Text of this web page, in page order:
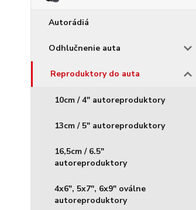
Autorádiá
Odhlučnenie auta
Reproduktory do auta
10cm / 4" autoreproduktory
13cm / 5" autoreproduktory
16,5cm / 6.5"
autoreproduktory
4x6", 5x7", 6x9" oválne
autoreproduktory